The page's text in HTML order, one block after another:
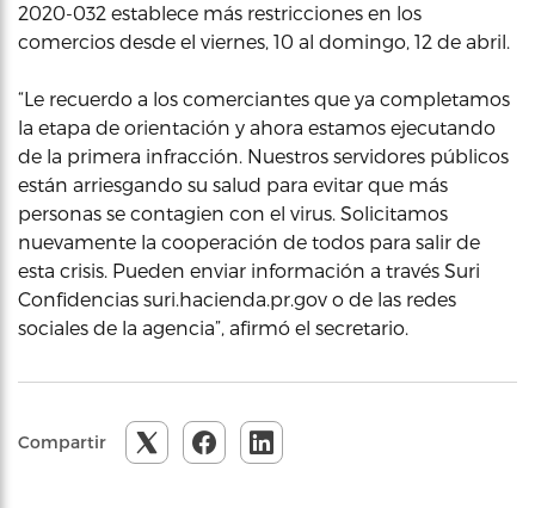
2020-032 establece más restricciones en los
comercios desde el viernes, 10 al domingo, 12 de abril.
“Le recuerdo a los comerciantes que ya completamos
la etapa de orientación y ahora estamos ejecutando
de la primera infracción. Nuestros servidores públicos
están arriesgando su salud para evitar que más
personas se contagien con el virus. Solicitamos
nuevamente la cooperación de todos para salir de
esta crisis. Pueden enviar información a través Suri
Confidencias suri.hacienda.pr.gov o de las redes
sociales de la agencia”, afirmó el secretario.
Compartir